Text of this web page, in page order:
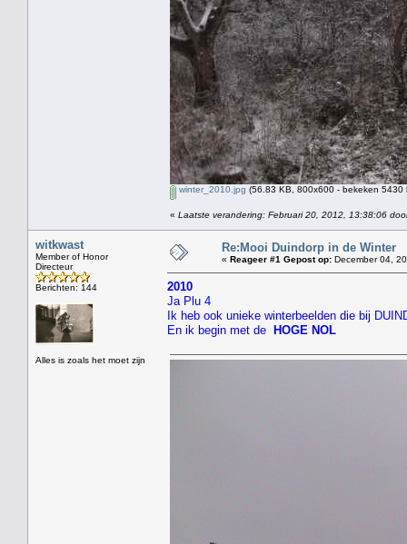
winter_2010.jpg (56.83 KB, 800x600 - bekeken 5430
« Laatste verandering: Februari 20, 2012, 13:38:06
witkwast
Member of Honor
Directeur
Berichten: 144
Alles is zoals het moet zijn
Re:Mooi Duindorp in de Winter
« Reageer #1 Gepost op: December 04,
2010
Ja Plu 4
Ik heb ook unieke winterbeelden die bij
En ik begin met de HOGE NOL